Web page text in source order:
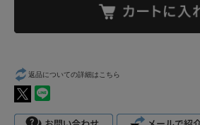
返品についての詳細はこちら